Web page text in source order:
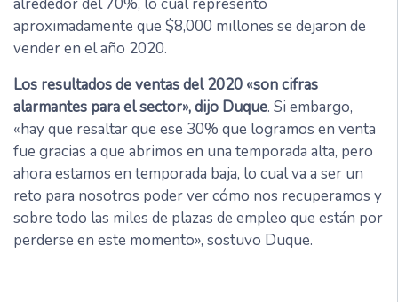
alrededor del 70%, lo cual representó
aproximadamente que $8,000 millones se dejaron de
vender en el año 2020.
Los resultados de ventas del 2020 «son cifras
alarmantes para el sector», dijo Duque. Si embargo,
«hay que resaltar que ese 30% que logramos en venta
fue gracias a que abrimos en una temporada alta, pero
ahora estamos en temporada baja, lo cual va a ser un
reto para nosotros poder ver cómo nos recuperamos y
sobre todo las miles de plazas de empleo que están por
perderse en este momento», sostuvo Duque.